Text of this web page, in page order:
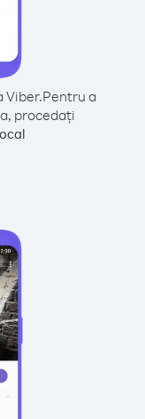
Viber.Pentru a
procedați